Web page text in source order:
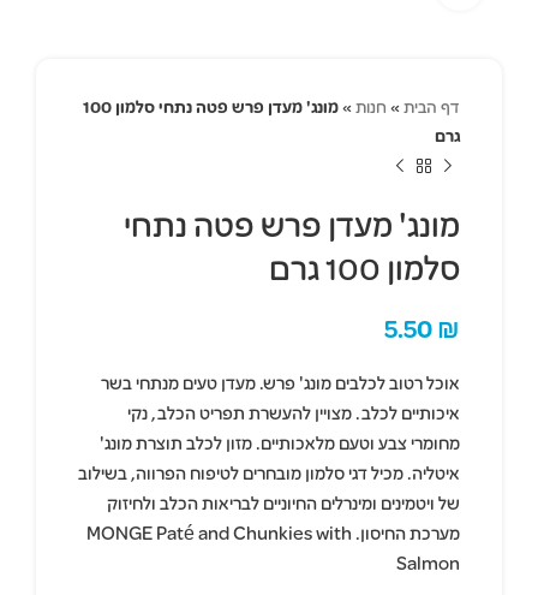
דף הבית » חנות »
מונג' מעדן פרש פטה נתחי סלמון 100
גרם
מונג' מעדן פרש פטה נתחי
סלמון 100 גרם
5.50 ₪
אוכל רטוב לכלבים מונג' פרש. מעדן טעים מנתחי בשר
איכותיים לכלב. מצויין להעשרת תפריט הכלב, נקי
מחומרי צבע וטעם מלאכותיים. מזון לכלב תוצרת מונג'
איטליה. מכיל דגי סלמון מובחרים לטיפוח הפרווה, בשילוב
של ויטמינים ומינרלים החיוניים לבריאות הכלב ולחיזוק
מערכת החיסון. MONGE Paté and Chunkies with
Salmon